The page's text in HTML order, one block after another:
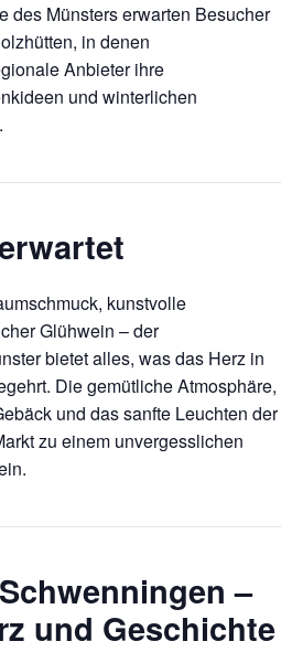
des Münsters erwarten Besucher
in denen
Anbieter ihre
und winterlichen
kunstvolle
Glühwein – der
bietet alles, was das Herz in
Die gemütliche Atmosphäre,
und das sanfte Leuchten der
zu einem unvergesslichen
–
und Geschichte